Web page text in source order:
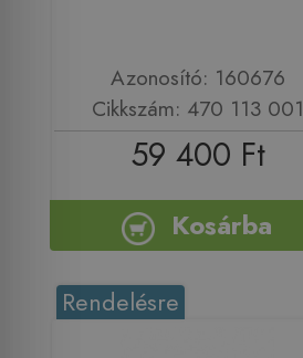
Azonosító: 160676
Cikkszám: 470 113 001
59 400 Ft
Kosárba
Rendelésre